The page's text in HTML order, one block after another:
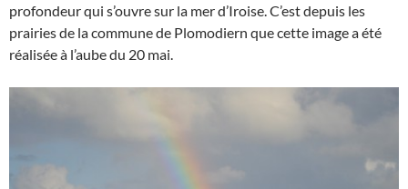
profondeur qui s’ouvre sur la mer d’Iroise. C’est depuis les
prairies de la commune de Plomodiern que cette image a été
réalisée à l’aube du 20 mai.